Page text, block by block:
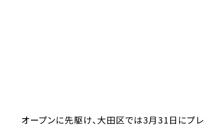
オープンに先駆け、大田区では3月31日にプレ